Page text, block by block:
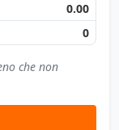
0.00
0
che non